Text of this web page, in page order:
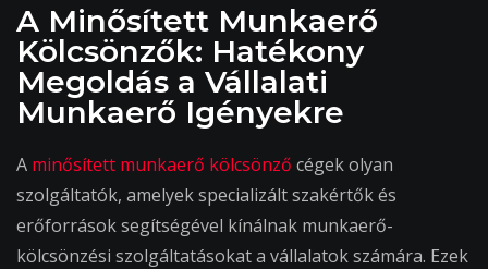
A Minősített Munkaerő
Kölcsönzők: Hatékony
Megoldás a Vállalati
Munkaerő Igényekre
A minősített munkaerő kölcsönző cégek olyan
szolgáltatók, amelyek specializált szakértők és
erőforrások segítségével kínálnak munkaerő-
kölcsönzési szolgáltatásokat a vállalatok számára. Ezek